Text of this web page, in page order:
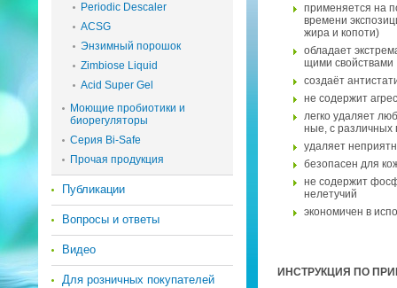
при­ме­ня­ет­ся на
вре­ме­ни
жира и ко­по­ти)
об­ла­да­ет
щи­ми свой­ства­ми
со­зда­ёт
не со­дер­жит
легко уда­ля­ет
ные, с раз­лич­ных
уда­ля­ет
без­опа­сен для
не со­дер­жит
неле­ту­чий
эко­но­ми­чен в
ИН­СТРУК­ЦИЯ ПО
Periodic Descaler
ACSG
Энзимный порошок
Zimbiose Liquid
Acid Super Gel
Моющие пробиотики и
биорегуляторы
Серия Bi-Safe
Прочая продукция
Публикации
Вопросы и ответы
Видео
Для розничных покупателей